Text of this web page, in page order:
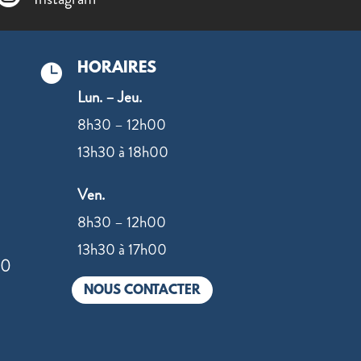
 HORAIRES
Lun. – Jeu.
8h30 – 12h00
13h30 à 18h00
Ven.
8h30 – 12h00
13h30 à 17h00
NOUS CONTACTER